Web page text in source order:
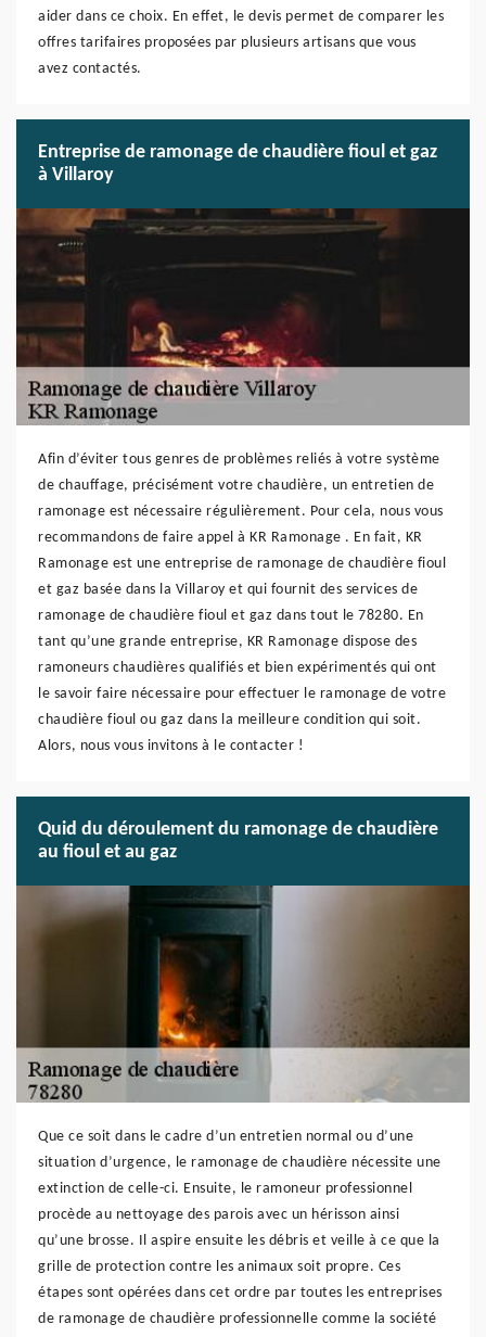
aider dans ce choix. En effet, le devis permet de comparer les
offres tarifaires proposées par plusieurs artisans que vous
avez contactés.
Entreprise de ramonage de chaudière fioul et gaz
à Villaroy
Afin d’éviter tous genres de problèmes reliés à votre système
de chauffage, précisément votre chaudière, un entretien de
ramonage est nécessaire régulièrement. Pour cela, nous vous
recommandons de faire appel à KR Ramonage . En fait, KR
Ramonage est une entreprise de ramonage de chaudière fioul
et gaz basée dans la Villaroy et qui fournit des services de
ramonage de chaudière fioul et gaz dans tout le 78280. En
tant qu’une grande entreprise, KR Ramonage dispose des
ramoneurs chaudières qualifiés et bien expérimentés qui ont
le savoir faire nécessaire pour effectuer le ramonage de votre
chaudière fioul ou gaz dans la meilleure condition qui soit.
Alors, nous vous invitons à le contacter !
Quid du déroulement du ramonage de chaudière
au fioul et au gaz
Que ce soit dans le cadre d’un entretien normal ou d’une
situation d’urgence, le ramonage de chaudière nécessite une
extinction de celle-ci. Ensuite, le ramoneur professionnel
procède au nettoyage des parois avec un hérisson ainsi
qu’une brosse. Il aspire ensuite les débris et veille à ce que la
grille de protection contre les animaux soit propre. Ces
étapes sont opérées dans cet ordre par toutes les entreprises
de ramonage de chaudière professionnelle comme la société